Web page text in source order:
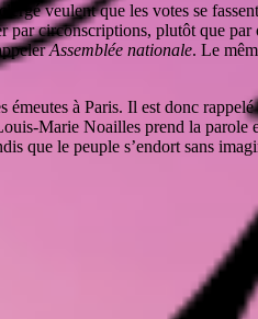
veulent que les votes se
par circonscriptions, plutôt que
Assemblée nationale. Le
à Paris. Il est donc
Marie Noailles prend la parole
que le peuple s’endort sans